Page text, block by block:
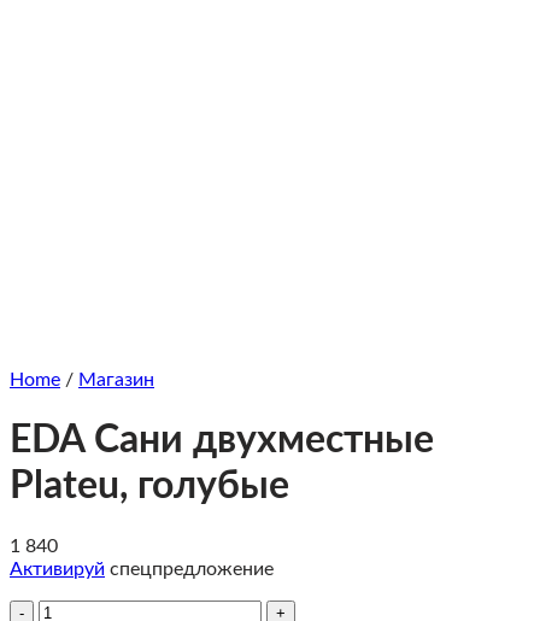
Home / Магазин
EDA Сани двухместные
Plateu, голубые
1 840
Активируй спецпредложение
Количество